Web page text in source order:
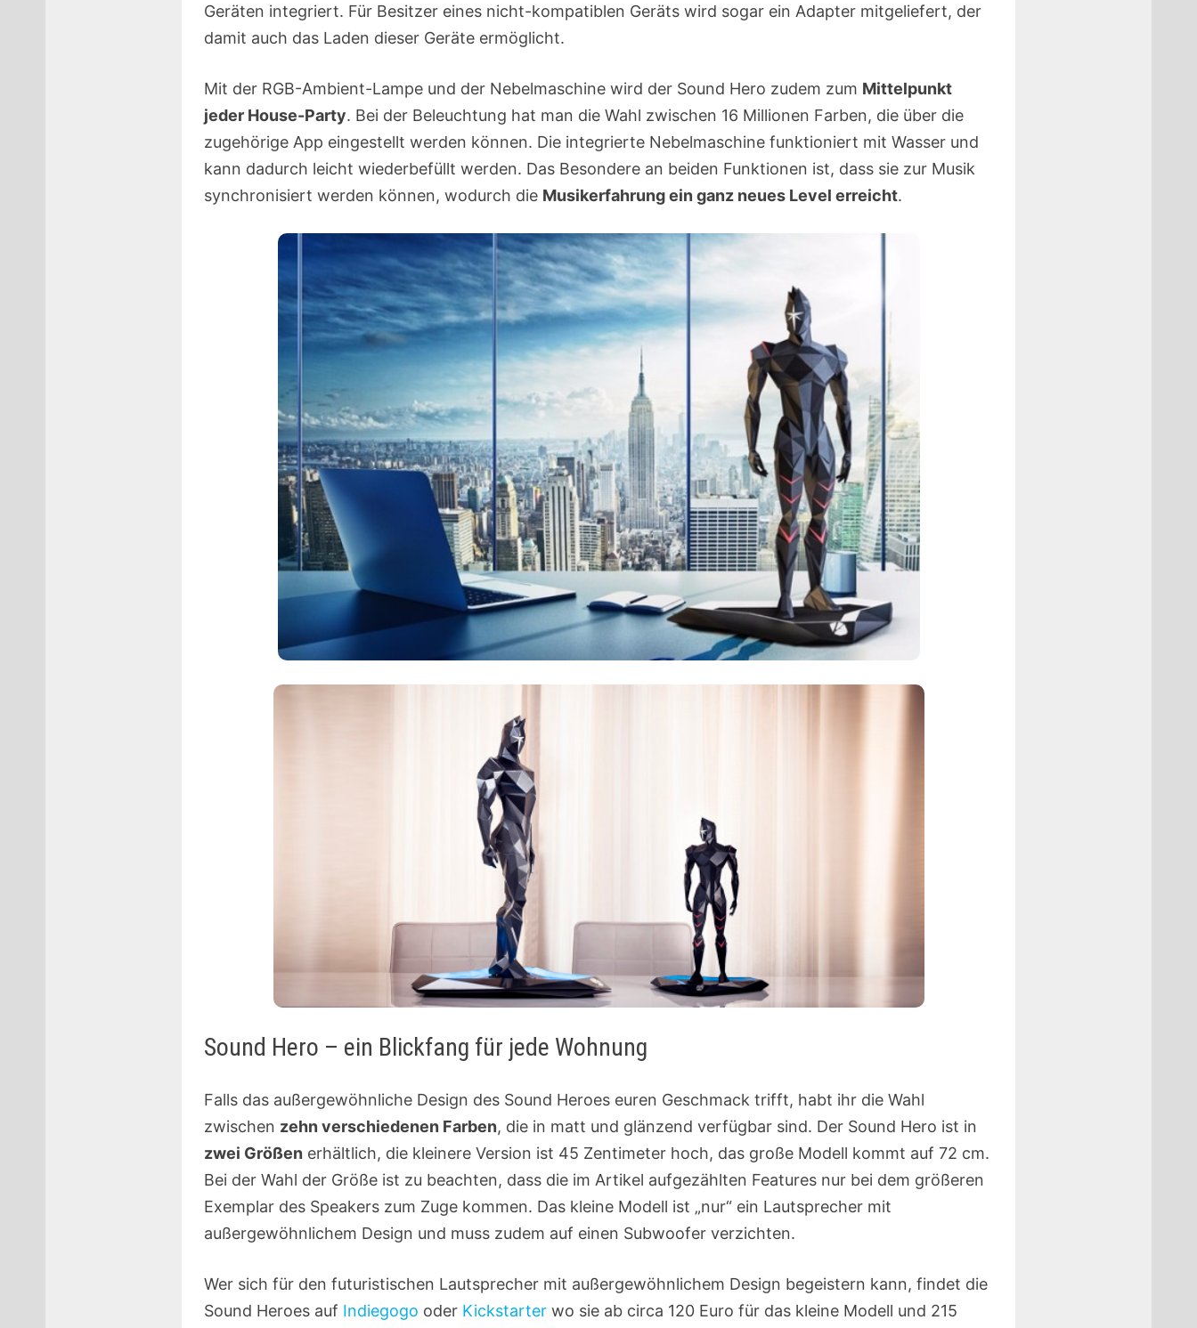
Geräten integriert. Für Besitzer eines nicht-kompatiblen Geräts wird sogar ein Adapter mitgeliefert, der
damit auch das Laden dieser Geräte ermöglicht.
Mit der RGB-Ambient-Lampe und der Nebelmaschine wird der Sound Hero zudem zum Mittelpunkt
jeder House-Party. Bei der Beleuchtung hat man die Wahl zwischen 16 Millionen Farben, die über die
zugehörige App eingestellt werden können. Die integrierte Nebelmaschine funktioniert mit Wasser und
kann dadurch leicht wiederbefüllt werden. Das Besondere an beiden Funktionen ist, dass sie zur Musik
synchronisiert werden können, wodurch die Musikerfahrung ein ganz neues Level erreicht.
Sound Hero – ein Blickfang für jede Wohnung
Falls das außergewöhnliche Design des Sound Heroes euren Geschmack trifft, habt ihr die Wahl
zwischen zehn verschiedenen Farben, die in matt und glänzend verfügbar sind. Der Sound Hero ist in
zwei Größen erhältlich, die kleinere Version ist 45 Zentimeter hoch, das große Modell kommt auf 72 cm.
Bei der Wahl der Größe ist zu beachten, dass die im Artikel aufgezählten Features nur bei dem größeren
Exemplar des Speakers zum Zuge kommen. Das kleine Modell ist „nur“ ein Lautsprecher mit
außergewöhnlichem Design und muss zudem auf einen Subwoofer verzichten.
Wer sich für den futuristischen Lautsprecher mit außergewöhnlichem Design begeistern kann, findet die
Sound Heroes auf Indiegogo oder Kickstarterwo sie ab circa 120 Euro für das kleine Modell und 215